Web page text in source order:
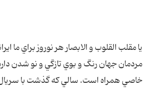
يا مقلب القلوب و الابصار هر نوروز براي ما
مردمان جهان رنگ و بوي تازگي و نو شدن
خاصي همراه است. سالي که گذشت با سريال